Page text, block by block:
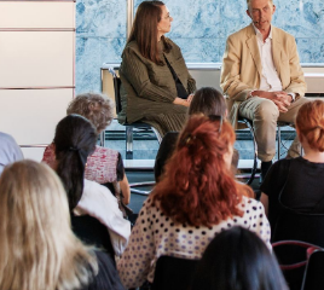
Contacto